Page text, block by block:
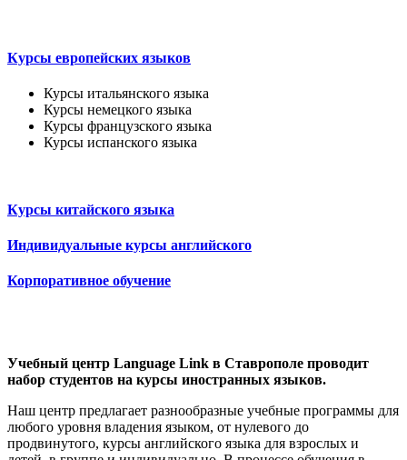
Курсы европейских языков
Курсы итальянского языка
Курсы немецкого языка
Курсы французского языка
Курсы испанского языка
Курсы китайского языка
Индивидуальные курсы английского
Корпоративное обучение
Учебный центр Language Link в Ставрополе проводит
набор студентов на курсы иностранных языков.
Наш центр предлагает разнообразные учебные программы для
любого уровня владения языком, от нулевого до
продвинутого, курсы английского языка для взрослых и